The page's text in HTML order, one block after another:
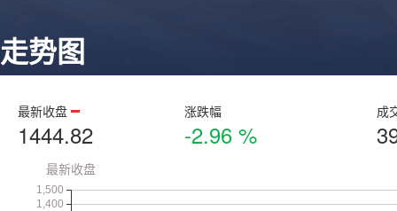
走势图
最新收盘
1444.82
涨跌幅
-2.96 %
成